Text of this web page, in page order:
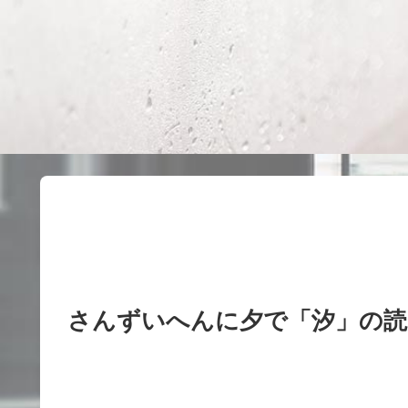
さんずいへんに夕で「汐」の